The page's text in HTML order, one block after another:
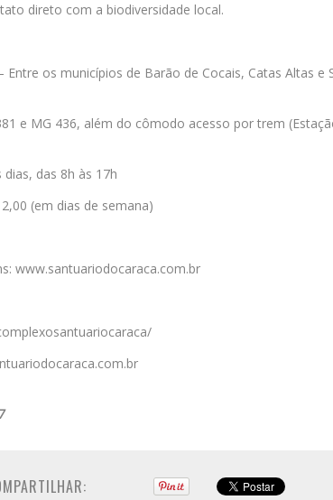
direto com a biodiversidade local.
Entre os municípios de Barão de Cocais, Catas Altas e
e MG 436, além do cômodo acesso por trem
das 8h às 17h
(em dias de semana)
www.santuariodocaraca.com.br